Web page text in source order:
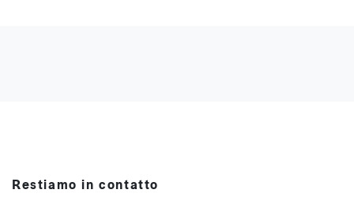
Restiamo in contatto